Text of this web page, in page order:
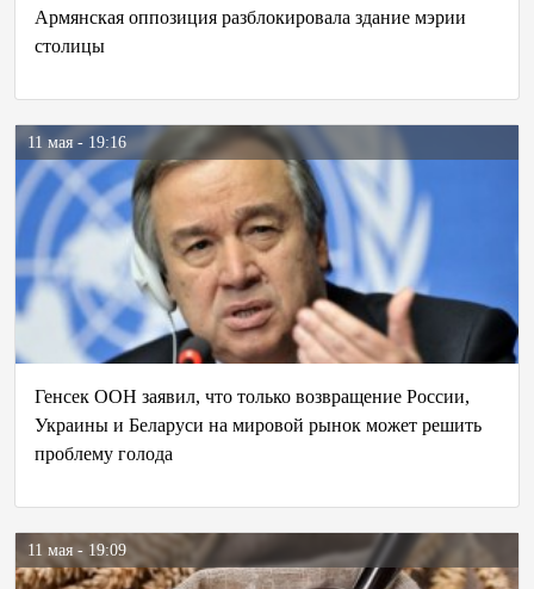
Армянская оппозиция разблокировала здание мэрии
столицы
11 мая - 19:16
Генсек ООН заявил, что только возвращение России,
Украины и Беларуси на мировой рынок может решить
проблему голода
11 мая - 19:09